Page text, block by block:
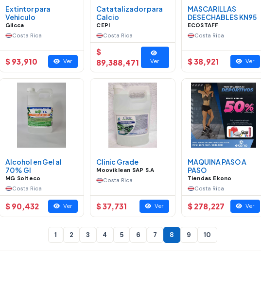
Extintor para
Vehiculo
Gilcca
Costa Rica
$ 93,910 Ver
Catatalizador para
Calcio
CEPI
Costa Rica
$
89,388,471
Ver
MASCARILLAS
DESECHABLES KN95
ECOSTAFF
Costa Rica
$ 38,921 Ver
Alcohol en Gel al
70% Gl
MG Solteco
Costa Rica
$ 90,432 Ver
Clinic Grade
Mooviklean SAP S.A
Costa Rica
$ 37,731 Ver
MAQUINA PASO A
PASO
Tiendas Ekono
Costa Rica
$ 278,227 Ver
1 2 3 4 5 6 7 8 9 10